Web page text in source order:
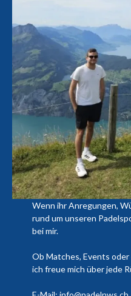
Wenn ihr Anregungen,
rund um unseren
bei mir.
Ob Matches, Events
ich freue mich über jede